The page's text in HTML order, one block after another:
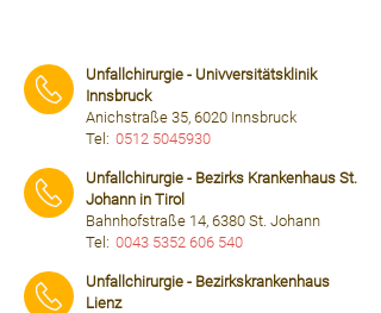
Unfallchirurgie - Univversitätsklinik
Innsbruck
Anichstraße 35, 6020 Innsbruck
Tel: 0512 5045930
Unfallchirurgie - Bezirks Krankenhaus St.
Johann in Tirol
Bahnhofstraße 14, 6380 St. Johann
Tel: 0043 5352 606 540
Unfallchirurgie - Bezirkskrankenhaus
Lienz